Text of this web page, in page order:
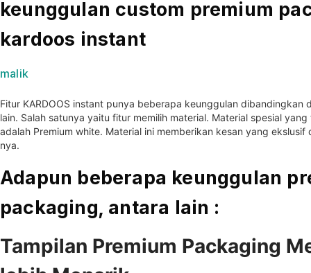
keunggulan custom premium
kardoos instant
malik
Fitur KARDOOS instant punya beberapa keunggulan dibandingkan
lain. Salah satunya yaitu fitur memilih material. Material spesial
adalah Premium white. Material ini memberikan kesan yang
nya.
Adapun beberapa keunggulan
packaging, antara lain :
Tampilan Premium Packaging